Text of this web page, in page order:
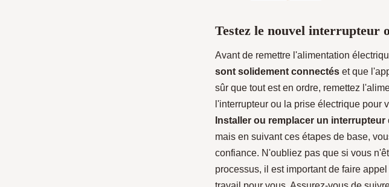
Testez le nouvel interrupteur
Avant de remettre l'alimentation
sont solidement connectés et que
sûr que tout est en ordre, remettez
l'interrupteur ou la prise électrique pour
Installer ou remplacer un interrupteur
mais en suivant ces étapes de base,
confiance. N'oubliez pas que si vous
processus, il est important de faire